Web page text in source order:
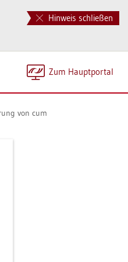
Hinweis schließen
Zum Haupt­por­tal
von cum